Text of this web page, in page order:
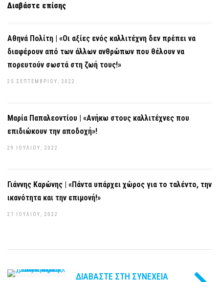
Διαβάστε επίσης
Αθηνά Πολίτη | «Οι αξίες ενός καλλιτέχνη δεν πρέπει να
διαφέρουν από των άλλων ανθρώπων που θέλουν να
πορευτούν σωστά στη ζωή τους!»
25 ΣΕΠΤΕΜΒΡΊΟΥ, 2022
Μαρία Παπαλεοντίου | «Ανήκω στους καλλιτέχνες που
επιδιώκουν την αποδοχή»!
29 ΙΟΥΛΊΟΥ, 2022
Γιάννης Καρώνης | «Πάντα υπάρχει χώρος για το ταλέντο, την
ικανότητα και την επιμονή!»
27 ΙΟΥΛΊΟΥ, 2022
ΔΙΑΒΆΣΤΕ ΣΤΗ ΣΥΝΈΧΕΙΑ